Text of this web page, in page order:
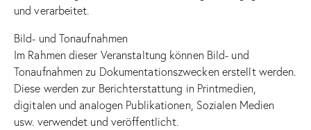
und verarbeitet.
Bild- und Tonaufnahmen
Im Rahmen dieser Veranstaltung können Bild- und
Tonaufnahmen zu Dokumentationszwecken erstellt werden.
Diese werden zur Berichterstattung in Printmedien,
digitalen und analogen Publikationen, Sozialen Medien
usw. verwendet und veröffentlicht.